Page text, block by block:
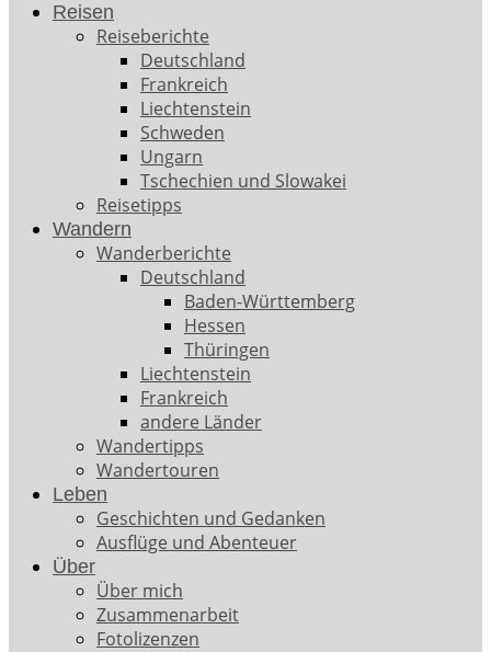
Reisen
Reiseberichte
Deutschland
Frankreich
Liechtenstein
Schweden
Ungarn
Tschechien und Slowakei
Reisetipps
Wandern
Wanderberichte
Deutschland
Baden-Württemberg
Hessen
Thüringen
Liechtenstein
Frankreich
andere Länder
Wandertipps
Wandertouren
Leben
Geschichten und Gedanken
Ausflüge und Abenteuer
Über
Über mich
Zusammenarbeit
Fotolizenzen